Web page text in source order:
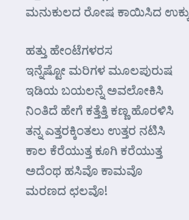
ಮನುಕುಲದ ರೋಷ ಕಾಯಿಸಿದ ಉಕ್ಕು
ಹತ್ತು ಹೇಂಟೆಗಳರಸ
ಇನ್ನೆಷ್ಟೋ ಮರಿಗಳ ಮೂಲಪುರುಷ
ಇಡಿಯ ಬಯಲನ್ನೆ ಅವಲೋಕಿಸಿ
ನಿಂತಿದೆ ಹೇಗೆ ಕತ್ತೆತ್ತಿ ಕಣ್ಣ ಹೊರಳಿಸಿ
ತನ್ನ ಎತ್ತರಕ್ಕಿಂತಲು ಉತ್ತರ ನಟಿಸಿ
ಕಾಲ ಕೆರೆಯುತ್ತ ಕೂಗಿ ಕರೆಯುತ್ತ
ಅದೆಂಥ ಹಸಿವೊ ಕಾಮವೊ
ಮರಣದ ಛಲವೊ!